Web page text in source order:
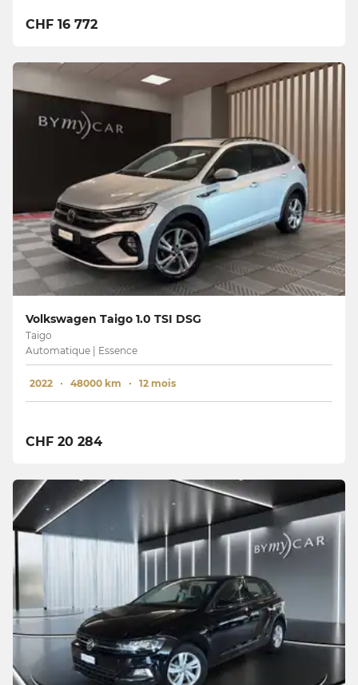
CHF 16 772
Volkswagen Taigo 1.0 TSI DSG
Taigo
Automatique | Essence
2022 48000 km 12 mois
CHF 20 284